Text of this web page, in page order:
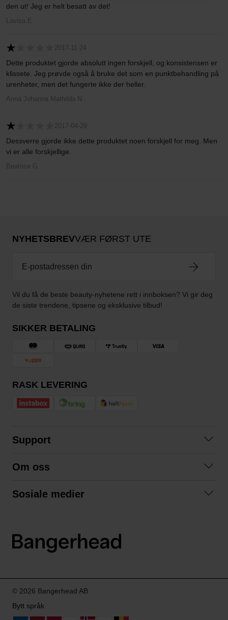
den ut! Jeg er helt besatt av det!
Lovisa E
2017-11-24
Dette produktet gjorde absolutt ingen forskjell, og konsistensen er
klissete. Jeg prøvde også å bruke det som en punktbehandling på
urenheter, men det fungerte ikke der heller.
Anna Johanna Mathilda N
2017-04-29
Dessverre gjorde ikke dette produktet noen forskjell for meg. Men
vi er alle forskjellige.
Beatrice G
NYHETSBREVVÆR FØRST UTE
Vil du få de beste beauty-nyhetene rett i innboksen? Vi gir deg
de siste trendene, tipsene og eksklusive tilbud!
SIKKER BETALING
RASK LEVERING
Support
Kjøpsvilkår
Om oss
Sosiale medier
LinkedIn
© 2026 Bangerhead AB
Bytt språk